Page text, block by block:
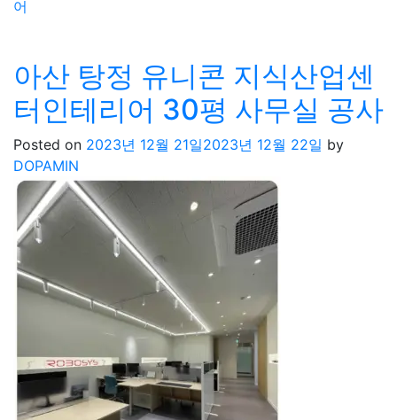
어
아산 탕정 유니콘 지식산업센
터인테리어 30평 사무실 공사
Posted on 2023년 12월 21일2023년 12월 22일 by
DOPAMIN